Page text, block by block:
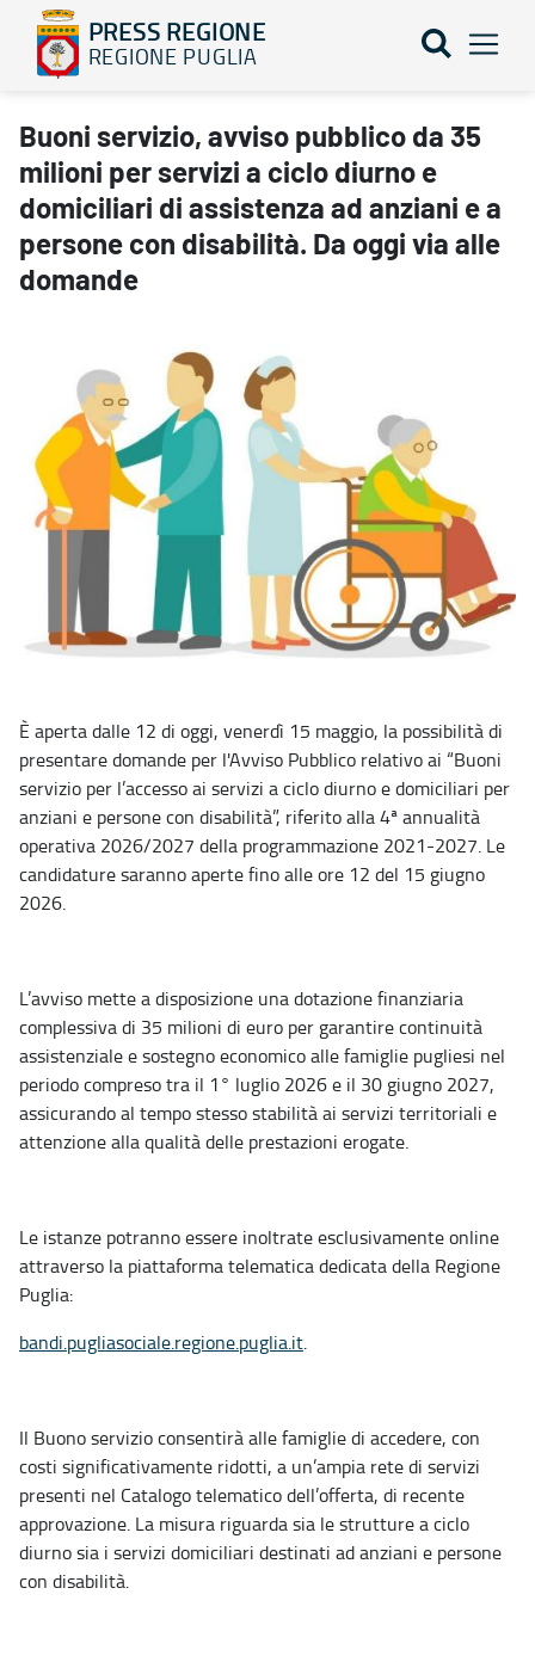
PRESS REGIONE
REGIONE PUGLIA
Buoni servizio, avviso pubblico da 35 milioni per servizi a ciclo
Buoni servizio, avviso pubblico da 35
milioni per servizi a ciclo diurno e
domiciliari di assistenza ad anziani e a
persone con disabilità. Da oggi via alle
domande
È aperta dalle 12 di oggi, venerdì 15 maggio, la possibilità di
presentare domande per l'Avviso Pubblico relativo ai “Buoni
servizio per l’accesso ai servizi a ciclo diurno e domiciliari per
anziani e persone con disabilità”, riferito alla 4ª annualità
operativa 2026/2027 della programmazione 2021-2027. Le
candidature saranno aperte fino alle ore 12 del 15 giugno
2026.
L’avviso mette a disposizione una dotazione finanziaria
complessiva di 35 milioni di euro per garantire continuità
assistenziale e sostegno economico alle famiglie pugliesi nel
periodo compreso tra il 1° luglio 2026 e il 30 giugno 2027,
assicurando al tempo stesso stabilità ai servizi territoriali e
attenzione alla qualità delle prestazioni erogate.
Le istanze potranno essere inoltrate esclusivamente online
attraverso la piattaforma telematica dedicata della Regione
Puglia:
bandi.pugliasociale.regione.puglia.it.
Il Buono servizio consentirà alle famiglie di accedere, con
costi significativamente ridotti, a un’ampia rete di servizi
presenti nel Catalogo telematico dell’offerta, di recente
approvazione. La misura riguarda sia le strutture a ciclo
diurno sia i servizi domiciliari destinati ad anziani e persone
con disabilità.